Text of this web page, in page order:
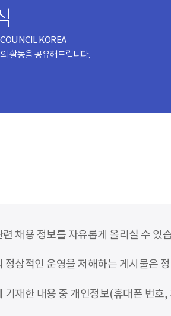
KOREA
활동을 공유해드립니다.
채용 정보를 자유롭게 올리실 수 있
정상적인 운영을 저해하는 게시물은
기재한 내용 중 개인정보(휴대폰 번호